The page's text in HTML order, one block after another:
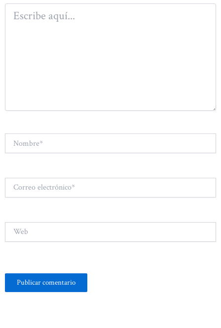
Escribe
aquí...
Correo
electrónico*
Web